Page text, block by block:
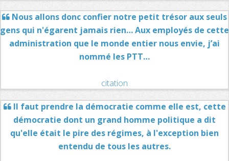
Nous allons donc confier notre petit trésor aux seuls
gens qui n'égarent jamais rien… Aux employés de cette
administration que le monde entier nous envie, j’ai
nommé les PTT…
citation
Il faut prendre la démocratie comme elle est, cette
démocratie dont un grand homme politique a dit
qu'elle était le pire des régimes, à l'exception bien
entendu de tous les autres.